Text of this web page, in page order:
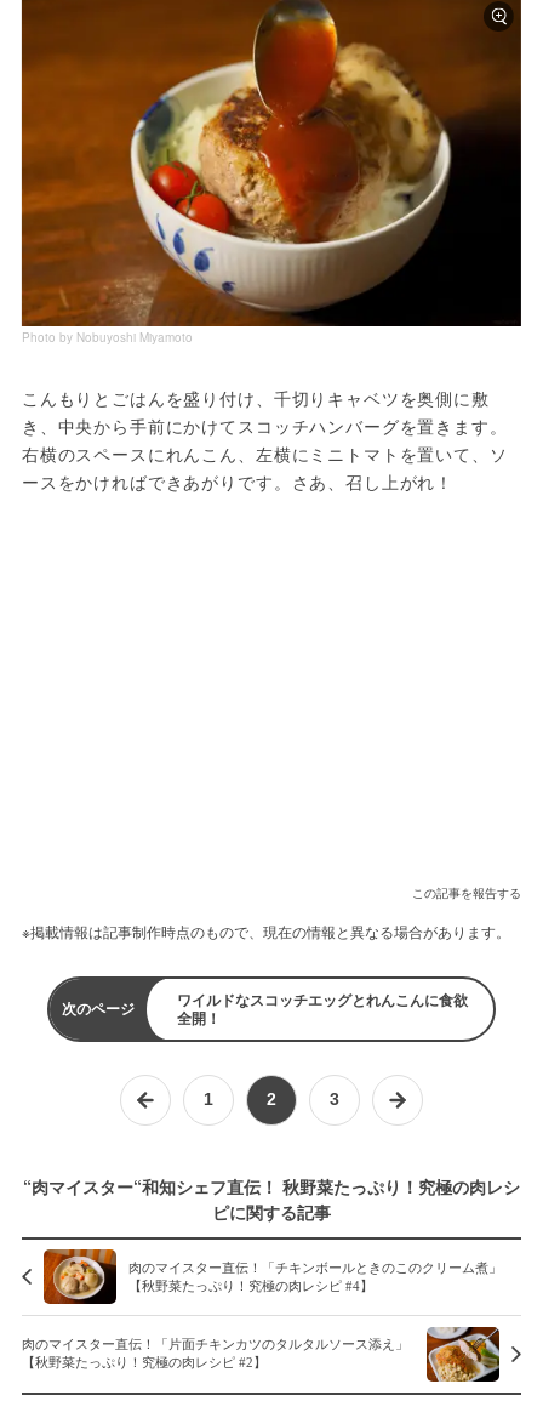
Photo by Nobuyoshi Miyamoto
こんもりとごはんを盛り付け、千切りキャベツを奥側に敷
き、中央から手前にかけてスコッチハンバーグを置きます。
右横のスペースにれんこん、左横にミニトマトを置いて、ソ
ースをかければできあがりです。さあ、召し上がれ！
この記事を報告する
※掲載情報は記事制作時点のもので、現在の情報と異なる場合があります。
次のページ
ワイルドなスコッチエッグとれんこんに食欲
全開！
1 2 3
“肉マイスター“和知シェフ直伝！ 秋野菜たっぷり！究極の肉レシ
ピに関する記事
肉のマイスター直伝！「チキンボールときのこのクリーム煮」
【秋野菜たっぷり！究極の肉レシピ #4】
肉のマイスター直伝！「片面チキンカツのタルタルソース添え」
【秋野菜たっぷり！究極の肉レシピ #2】